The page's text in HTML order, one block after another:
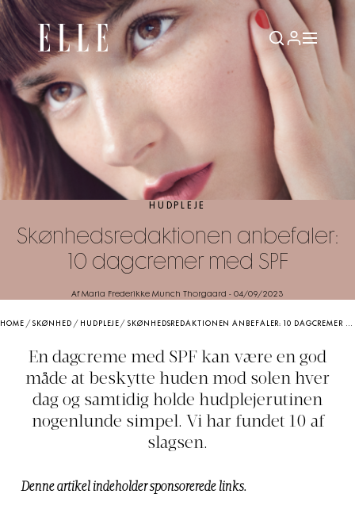
HUDPLEJE
Skønhedsredaktionen anbefaler:
10 dagcremer med SPF
Af Maria Frederikke Munch Thorgaard - 04/09/2023
HOME /SKØNHED / HUDPLEJE /SKØNHEDSREDAKTIONEN ANBEFALER: 10 DAGCREMER MED SPF
En dagcreme med SPF kan være en god
måde at beskytte huden mod solen hver
dag og samtidig holde hudplejerutinen
nogenlunde simpel. Vi har fundet 10 af
slagsen.
Denne artikel indeholder sponsorerede links.